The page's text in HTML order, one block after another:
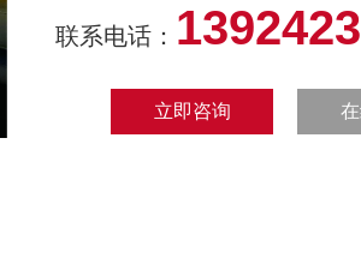
联系电话：
立即咨询